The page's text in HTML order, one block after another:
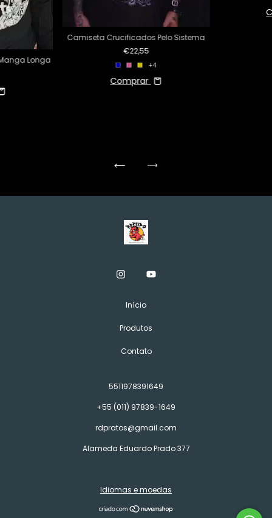
Longa
Camiseta Crucificados Pelo Sistema
€22,55
+4
Comprar
Início
Produtos
Contato
5511978391649
+55 (011) 97839-1649
rdpratos@gmail.com
Alameda Eduardo Prado 377
Idiomas e moedas